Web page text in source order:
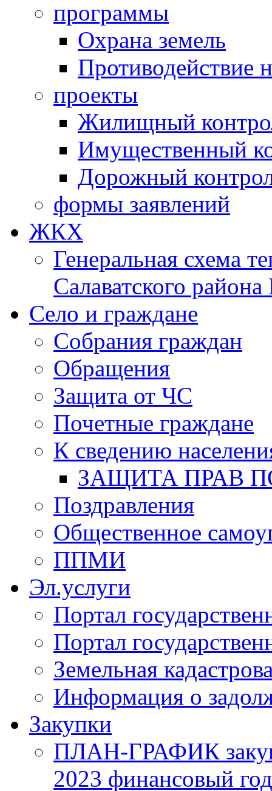
программы
Охрана земель
Противодействие
проекты
Жилищный
Имущественный
Дорожный
формы заявлений
ЖКХ
Генеральная схема
Салаватского района
Село и граждане
Собрания граждан
Обращения
Защита от ЧС
Почетные граждане
К сведению
ЗАЩИТА ПРАВ
Поздравления
Общественное
ППМИ
Эл.услуги
Портал
Портал
Земельная
Информация о
Закупки
ПЛАН-ГРАФИК
2023 финансовый